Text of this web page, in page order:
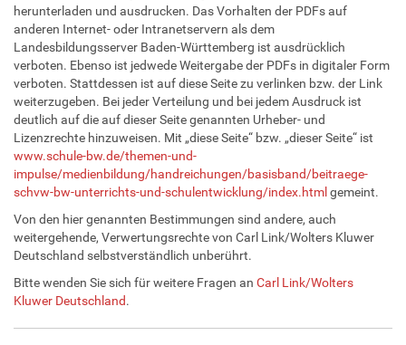
herunterladen und ausdrucken. Das Vorhalten der PDFs auf
anderen Internet- oder Intranetservern als dem
Landesbildungsserver Baden-Württemberg ist ausdrücklich
verboten. Ebenso ist jedwede Weitergabe der PDFs in digitaler Form
verboten. Stattdessen ist auf diese Seite zu verlinken bzw. der Link
weiterzugeben. Bei jeder Verteilung und bei jedem Ausdruck ist
deutlich auf die auf dieser Seite genannten Urheber- und
Lizenzrechte hinzuweisen. Mit „diese Seite“ bzw. „dieser Seite“ ist
www.schule-bw.de/themen-und-
impulse/medienbildung/handreichungen/basisband/beitraege-
schvw-bw-unterrichts-und-schulentwicklung/index.html gemeint.
Von den hier genannten Bestimmungen sind andere, auch
weitergehende, Verwertungsrechte von Carl Link/Wolters Kluwer
Deutschland selbstverständlich unberührt.
Bitte wenden Sie sich für weitere Fragen an Carl Link/Wolters
Kluwer Deutschland.